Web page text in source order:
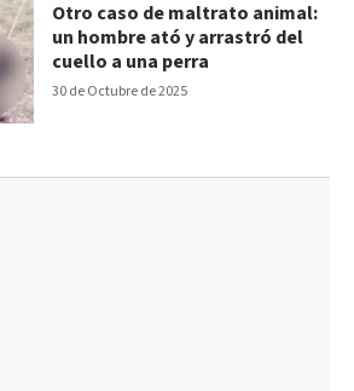
30 de Octubre de 2025
Otro caso de maltrato animal:
un hombre ató y arrastró del
cuello a una perra